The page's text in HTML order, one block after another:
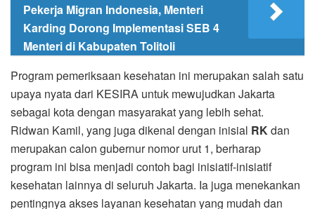
Pekerja Migran Indonesia, Menteri
Karding Dorong Implementasi SEB 4
Menteri di Kabupaten Tolitoli
Program pemeriksaan kesehatan ini merupakan salah satu
upaya nyata dari KESIRA untuk mewujudkan Jakarta
sebagai kota dengan masyarakat yang lebih sehat.
Ridwan Kamil, yang juga dikenal dengan inisial RKdan
merupakan calon gubernur nomor urut 1, berharap
program ini bisa menjadi contoh bagi inisiatif-inisiatif
kesehatan lainnya di seluruh Jakarta. Ia juga menekankan
pentingnya akses layanan kesehatan yang mudah dan